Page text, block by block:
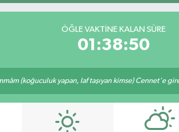
BITCOIN
DOLAR
47,7143
ÖĞLE VAKTINE KALAN SÜRE
01:38:50
(koğuculuk yapan, laf taşıyan kimse) Cennet'e